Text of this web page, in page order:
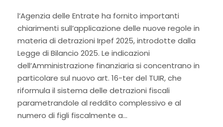
l’Agenzia delle Entrate ha fornito importanti
chiarimenti sull’applicazione delle nuove regole in
materia di detrazioni Irpef 2025, introdotte dalla
Legge di Bilancio 2025. Le indicazioni
dell’Amministrazione finanziaria si concentrano in
particolare sul nuovo art. 16-ter del TUIR, che
riformula il sistema delle detrazioni fiscali
parametrandole al reddito complessivo e al
numero di figli fiscalmente a...